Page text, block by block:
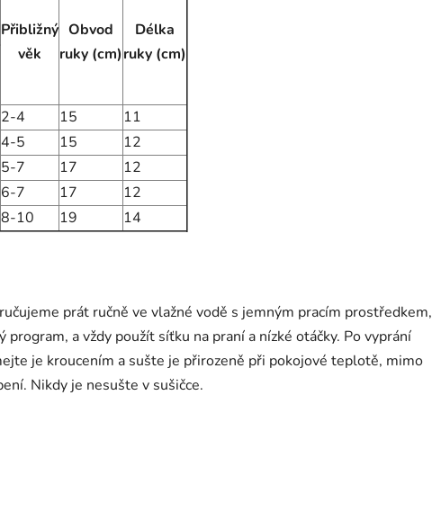
Přibližný
věk
Obvod
ruky (cm)
Délka
ruky (cm)
2-4 15
11
4-5 15
12
5-7 17
12
6-7 17
12
8-10 19 14
prát ručně ve vlažné vodě s jemným pracím prostředkem,
program, a vždy použít síťku na praní a nízké otáčky. Po vyprání
je kroucením a sušte je přirozeně při pokojové teplotě, mimo
Nikdy je nesušte v sušičce.